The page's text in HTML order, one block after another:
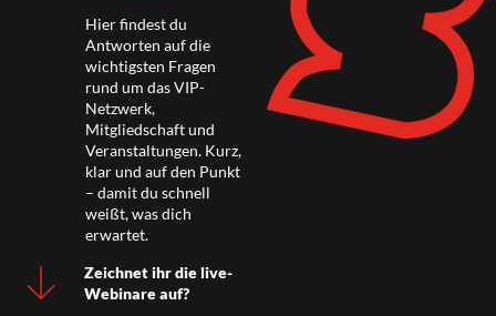
Hier findest du
Antworten auf die
wichtigsten Fragen
rund um das VIP-
Netzwerk,
Mitgliedschaft und
Veranstaltungen. Kurz,
klar und auf den Punkt
– damit du schnell
weißt, was dich
erwartet.
Zeichnet ihr die live-
Webinare auf?